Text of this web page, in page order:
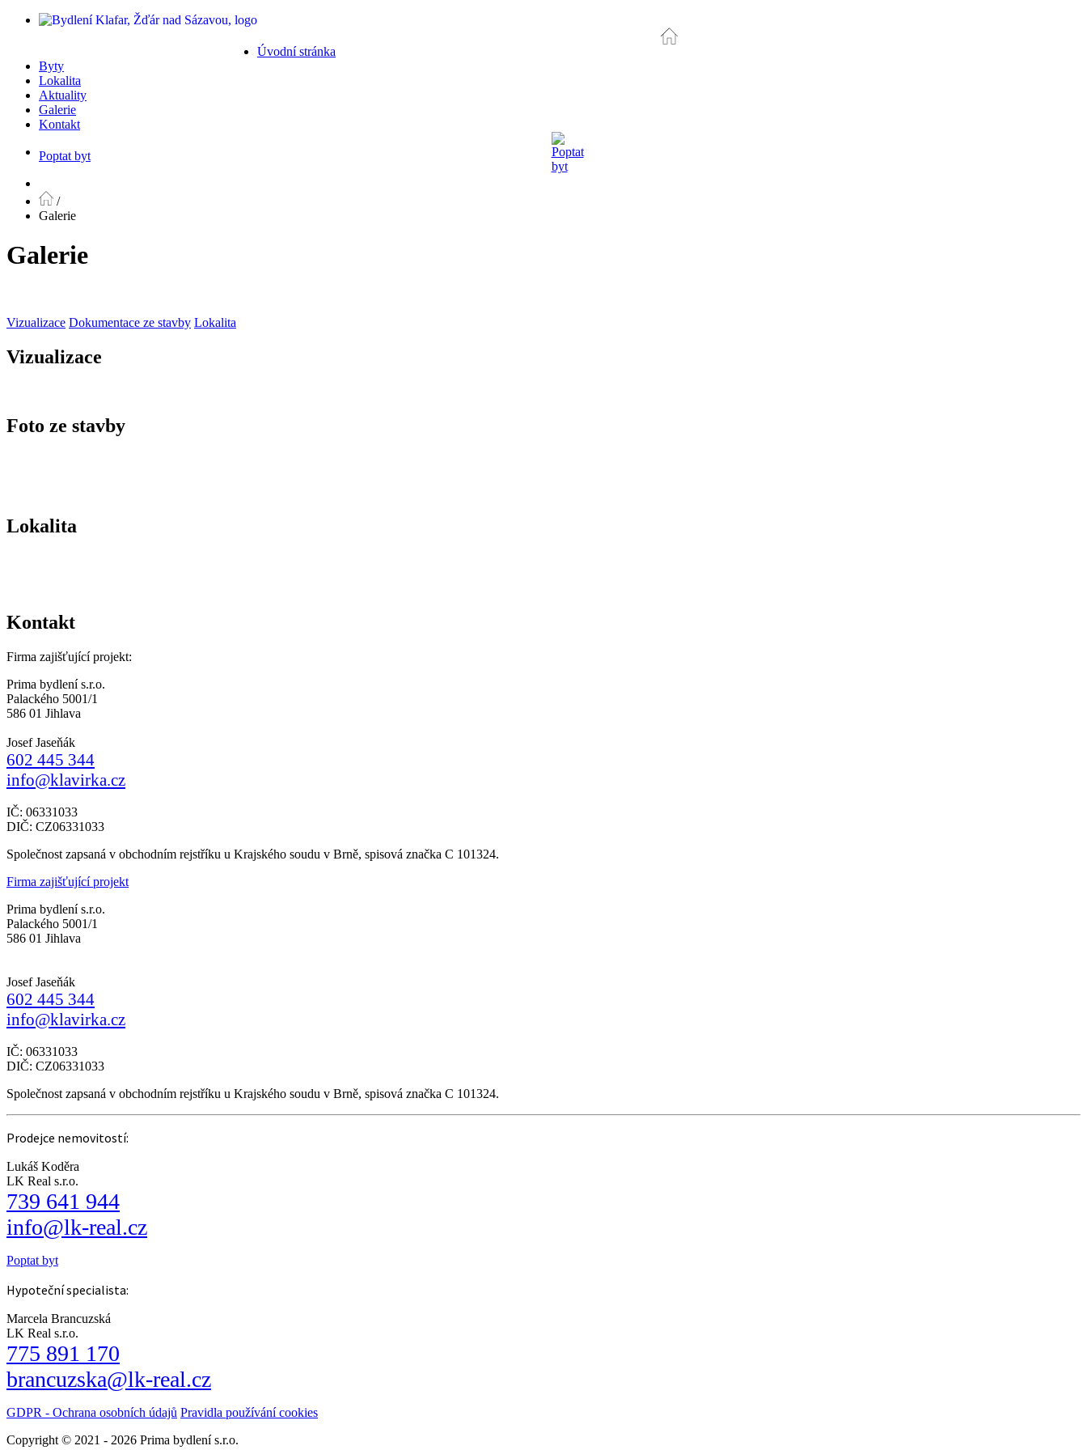
Úvodní stránka
Byty
Lokalita
Aktuality
Galerie
Kontakt
Poptat byt
/
Galerie
Galerie
Vizualizace Dokumentace ze stavby Lokalita
Vizualizace
Foto ze stavby
Lokalita
Kontakt
Firma zajišťující projekt:
Prima bydlení s.r.o.
Palackého 5001/1
586 01 Jihlava
Josef Jaseňák
602 445 344
info@klavirka.cz
IČ: 06331033
DIČ: CZ06331033
Společnost zapsaná v obchodním rejstříku u Krajského soudu v Brně, spisová značka C 101324.
Firma zajišťující projekt
Prima bydlení s.r.o.
Palackého 5001/1
586 01 Jihlava
Josef Jaseňák
602 445 344
info@klavirka.cz
IČ: 06331033
DIČ: CZ06331033
Společnost zapsaná v obchodním rejstříku u Krajského soudu v Brně, spisová značka C 101324.
Prodejce nemovitostí:
Lukáš Koděra
LK Real s.r.o.
739 641 944
info@lk-real.cz
Poptat byt
Hypoteční specialista:
Marcela Brancuzská
LK Real s.r.o.
775 891 170
brancuzska@lk-real.cz
GDPR - Ochrana osobních údajů Pravidla používání cookies
Copyright © 2021 - 2026 Prima bydlení s.r.o.